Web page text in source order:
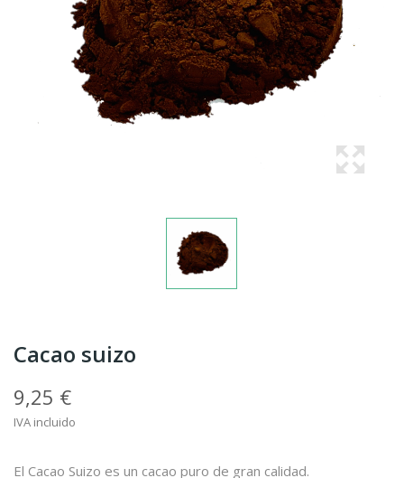
Cacao suizo
9,25 €
IVA incluido
El Cacao Suizo es un cacao puro de gran calidad.